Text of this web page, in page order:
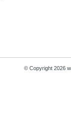
© Copyright 2026